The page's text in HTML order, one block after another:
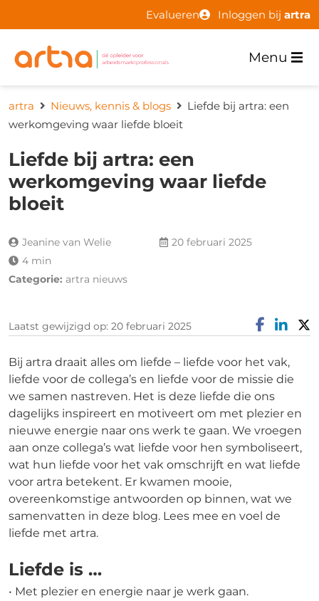
Evalueren Inloggen bij artra
Menu
artra Nieuws, kennis & blogs
Liefde bij artra: een
werkomgeving waar liefde bloeit
Liefde bij artra: een
werkomgeving waar liefde
bloeit
Jeanine van Welie
20 februari 2025
4 min
Categorie: artra nieuws
Laatst gewijzigd op: 20 februari 2025
Bij artra draait alles om liefde – liefde voor het vak,
liefde voor de collega’s en liefde voor de missie die
we samen nastreven. Het is deze liefde die ons
dagelijks inspireert en motiveert om met plezier en
nieuwe energie naar ons werk te gaan. We vroegen
aan onze collega’s wat liefde voor hen symboliseert,
wat hun liefde voor het vak omschrijft en wat liefde
voor artra betekent. Er kwamen mooie,
overeenkomstige antwoorden op binnen, wat we
samenvatten in deze blog. Lees mee en voel de
liefde met artra.
Liefde is …
• Met plezier en energie naar je werk gaan.